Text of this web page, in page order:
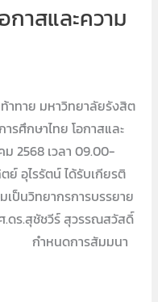
กาสและความ
าทาย มหาวิทยาลัยรังสิต
รศึกษาไทย โอกาสและ
2568 เวลา 09.00-
ย์ อุไรรัตน์ ได้รับเกียรติ
ป็นวิทยากรการบรรยาย
ร.สุชัชวีร์ สุวรรณสวัสดิ์
ำหนดการสัมมนา